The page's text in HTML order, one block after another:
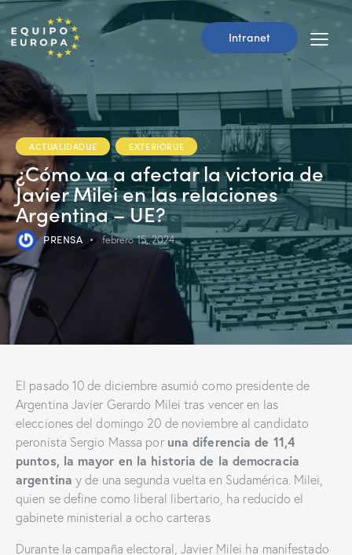
Intranet
ACTUALIDADUE EXTERIORUE
¿Cómo va a afectar la victoria de
Javier Milei en las relaciones
Argentina – UE?
PRENSA febrero 15, 2024
El pasado 10 de diciembre asumió como presidente de
Argentina Javier Gerardo Milei tras vencer en las
elecciones del domingo 20 de noviembre al candidato
peronista Sergio Massa por una diferencia de 11,4
puntos, la mayor en la historia de la democracia
argentina y de una segunda vuelta en Sudamérica. Milei,
quien se define como liberal libertario, ha reducido el
gabinete ministerial a ocho carteras
Durante la campaña electoral, Javier Milei ha manifestado